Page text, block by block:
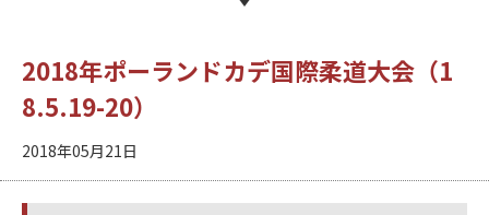
2018年ポーランドカデ国際柔道大会（1
8.5.19-20）
2018年05月21日